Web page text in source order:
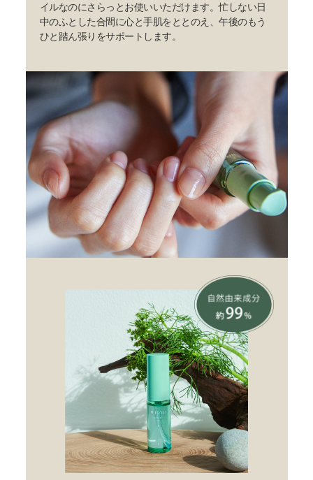
イルなのにさらっとお使いいただけます。忙しない日
中のふとした合間に心と手肌をととのえ、午後のもう
ひと踏ん張りをサポートします。